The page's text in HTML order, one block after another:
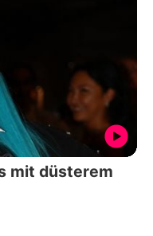
mit düsterem